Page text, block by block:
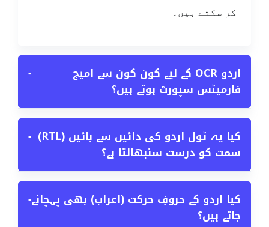
کر سکتے ہیں۔
اردو OCR کے لیے کون کون سے امیج
فارمیٹس سپورٹ ہوتے ہیں؟
−
کیا یہ ٹول اردو کی دائیں سے بائیں (RTL)
سمت کو درست سنبھالتا ہے؟
−
کیا اردو کے حروفِ حرکت (اعراب) بھی پہچانے
جاتے ہیں؟
−